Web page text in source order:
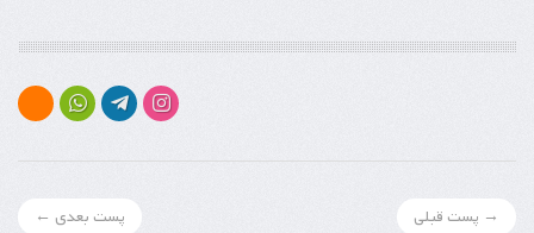
→ پست قبلی پست بعدی ←